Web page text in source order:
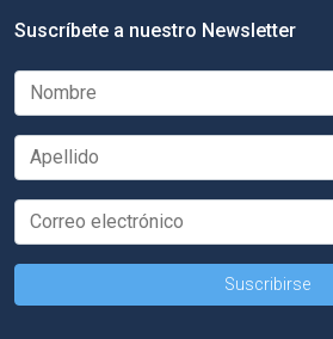
Suscríbete a nuestro Newsletter